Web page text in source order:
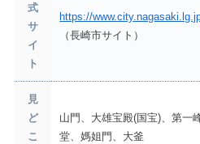
式
サ
イ
ト
https://
（長崎市サイト）
見
ど
こ
山門、大雄宝殿(国宝)、第一
堂、媽姐門、大釜